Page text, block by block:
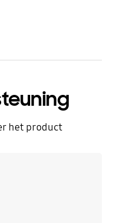
het product